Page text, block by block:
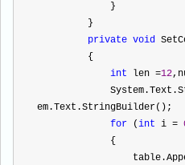
             }
         }
private void
         {
int len =12
for (int i =
             {